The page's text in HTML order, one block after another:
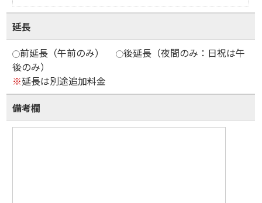
延長
前延長（午前のみ）
後延長（夜間のみ：日祝は午
後のみ）
※延長は別途追加料金
備考欄